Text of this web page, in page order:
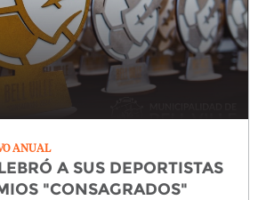
ANUAL
A SUS DEPORTISTAS
"CONSAGRADOS"